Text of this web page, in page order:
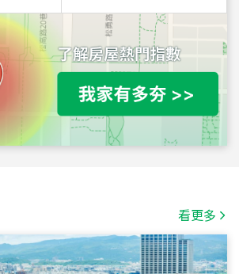
看更多